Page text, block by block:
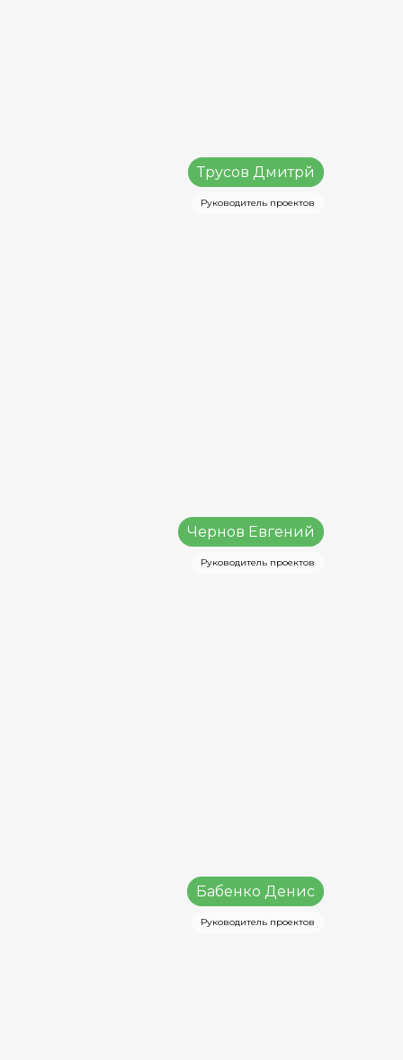
Трусов Дмитрй
Руководитель проектов
Чернов Евгений
Руководитель проектов
Бабенко Денис
Руководитель проектов